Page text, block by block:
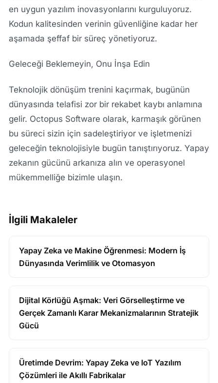
en uygun yazılım inovasyonlarını kurguluyoruz.
Kodun kalitesinden verinin güvenliğine kadar her
aşamada şeffaf bir süreç yönetiyoruz.
Geleceği Beklemeyin, Onu İnşa Edin
Teknolojik dönüşüm trenini kaçırmak, bugünün
dünyasında telafisi zor bir rekabet kaybı anlamına
gelir. Octopus Software olarak, karmaşık görünen
bu süreci sizin için sadeleştiriyor ve işletmenizi
geleceğin teknolojisiyle bugün tanıştırıyoruz. Yapay
zekanın gücünü arkanıza alın ve operasyonel
mükemmelliğe bizimle ulaşın.
İlgili Makaleler
Yapay Zeka ve Makine Öğrenmesi: Modern İş
Dünyasında Verimlilik ve Otomasyon
Dijital Körlüğü Aşmak: Veri Görselleştirme ve
Gerçek Zamanlı Karar Mekanizmalarının Stratejik
Gücü
Üretimde Devrim: Yapay Zeka ve IoT Yazılım
Çözümleri ile Akıllı Fabrikalar